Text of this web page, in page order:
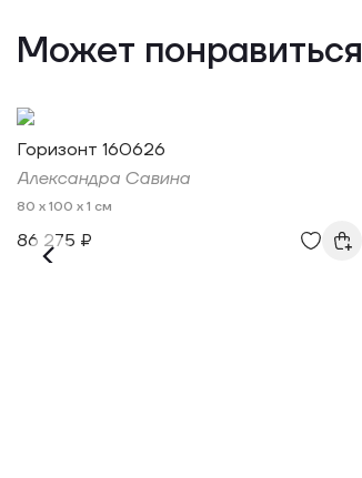
Может понравиться
Горизонт 160626
Александра Савина
80 x 100 x 1 см
86 275 ₽